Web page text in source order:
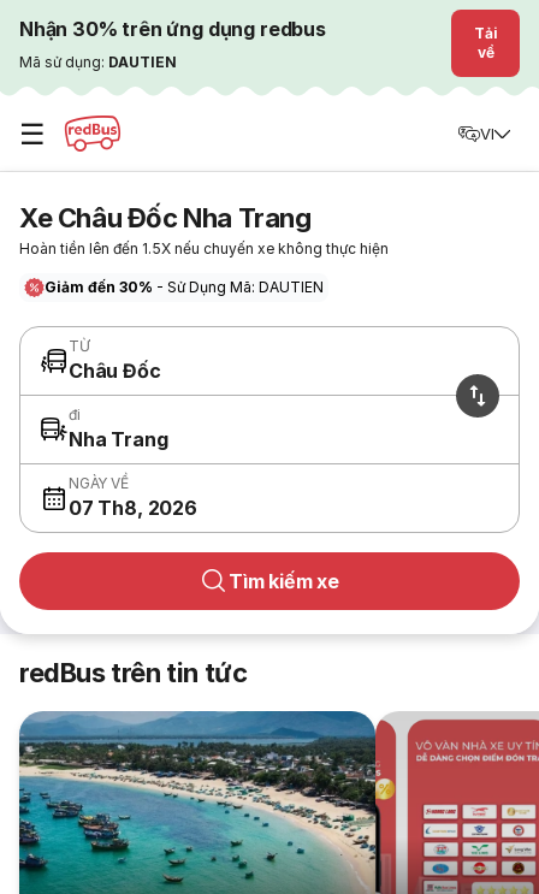
Nhận 30% trên ứng dụng redbus
Mã sử dụng: DAUTIEN
Tải
về
☰ VI
Xe Châu Đốc Nha Trang
Hoàn tiền lên đến 1.5X nếu chuyến xe không thực hiện
Giảm đến 30% - Sử Dụng Mã: DAUTIEN
TỪ
Châu Đốc
đi
Nha Trang
NGÀY VỀ
07 Th8, 2026
Tìm kiếm xe
redBus trên tin tức